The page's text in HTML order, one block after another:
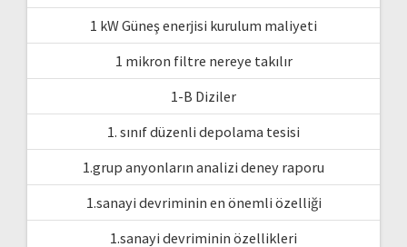
1 kW Güneş enerjisi kurulum maliyeti
1 mikron filtre nereye takılır
1-B Diziler
1. sınıf düzenli depolama tesisi
1.grup anyonların analizi deney raporu
1.sanayi devriminin en önemli özelliği
1.sanayi devriminin özellikleri